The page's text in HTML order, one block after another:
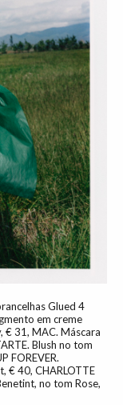
Glued 4
em creme
€ 31, MAC. Máscara
Blush no tom
FOREVER.
€ 40, CHARLOTTE
no tom Rose,